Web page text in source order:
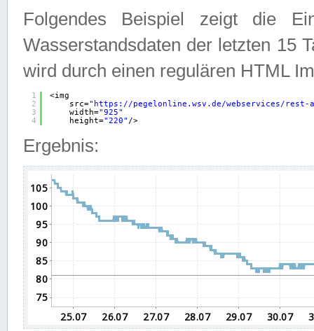
Folgendes Beispiel zeigt die
Wasserstandsdaten der letzten 15
wird durch einen regulären HTML
1
2
3
4
<img
src=" https://pegelonline.wsv.de/webservices/rest-
width="925"
height="220" />
Ergebnis: